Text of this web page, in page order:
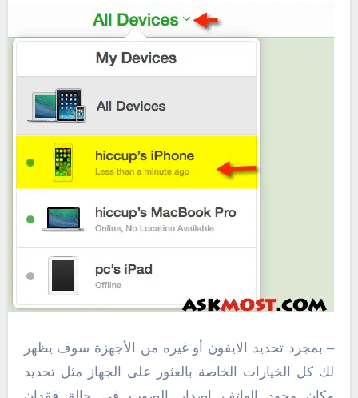
– بمجرد تحديد الايفون أو غيره من الأجهزة سوف يظهر
لك كل الخيارات الخاصة بالعثور على الجهاز مثل تحديد